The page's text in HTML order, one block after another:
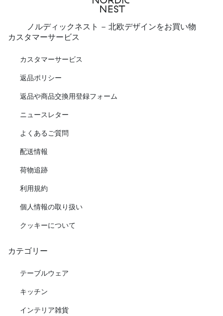
ノルディックネスト - 北欧デザインをお買い物
カスタマーサービス
カスタマーサービス
返品ポリシー
返品や商品交換用登録フォーム
ニュースレター
よくあるご質問
配送情報
荷物追跡
利用規約
個人情報の取り扱い
クッキーについて
カテゴリー
テーブルウェア
キッチン
インテリア雑貨